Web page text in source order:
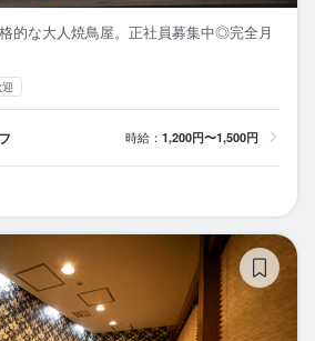
的な大人焼鳥屋。正社員募集中◎完全月
時給： 1,200円〜1,500円